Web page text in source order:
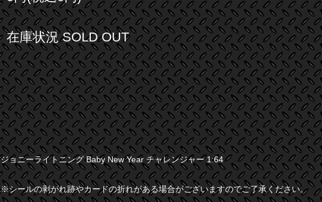
在庫状況 SOLD OUT
ジョニーライトニング Baby New Year チャレンジャー 1:64
※シールの剥がれ跡やカードの折れがある場合がございますのでご了承ください。